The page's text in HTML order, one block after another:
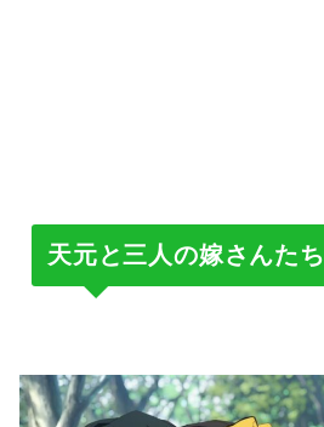
天元と三人の嫁さんたち